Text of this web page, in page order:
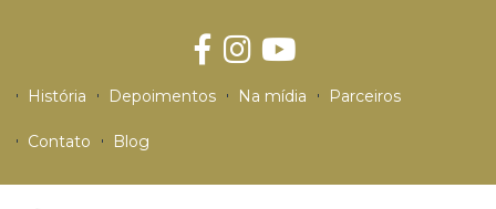
História Depoimentos Na mídia Parceiros
Contato Blog